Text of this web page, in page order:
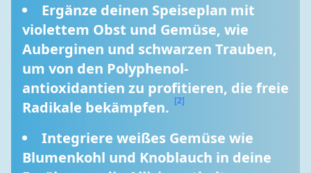
Ergänze deinen Speiseplan mit
violettem Obst und Gemüse, wie
Auberginen und schwarzen Trauben,
um von den Polyphenol-
antioxidantien zu profitieren, die freie
Radikale bekämpfen. [2]
Integriere weißes Gemüse wie
Blumenkohl und Knoblauch in deine